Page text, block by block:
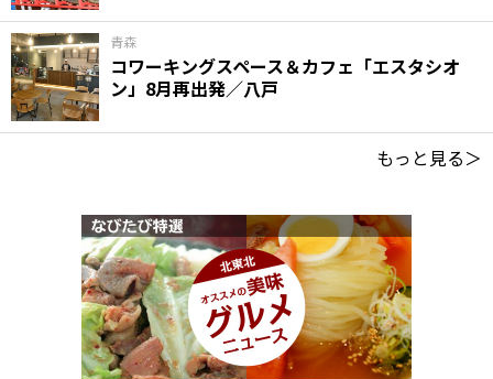
青森
コワーキングスペース＆カフェ「エスタシオ
ン」8月再出発／八戸
もっと見る＞